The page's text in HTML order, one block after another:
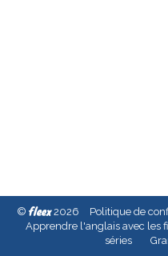
© fleex2026 Politique de
Apprendre l'anglais avec les
séries